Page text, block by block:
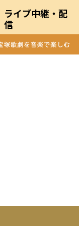
ライブ中継・配
信